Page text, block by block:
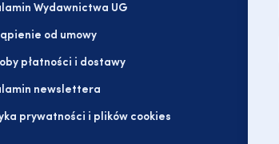
Wydawnictwa UG
od umowy
płatności i dostawy
newslettera
prywatności i plików cookies